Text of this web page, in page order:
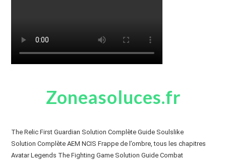
Zoneasoluces.fr
The Relic First Guardian Solution Complète Guide Soulslike
Solution Complète AEM NCIS Frappe de l’ombre, tous les chapitres
Avatar Legends The Fighting Game Solution Guide Combat